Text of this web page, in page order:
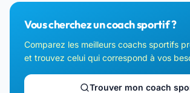
Vous cherchez un coach sportif ?
Comparez les meilleurs coachs sportifs
et trouvez celui qui correspond à vos
Trouver mon coach